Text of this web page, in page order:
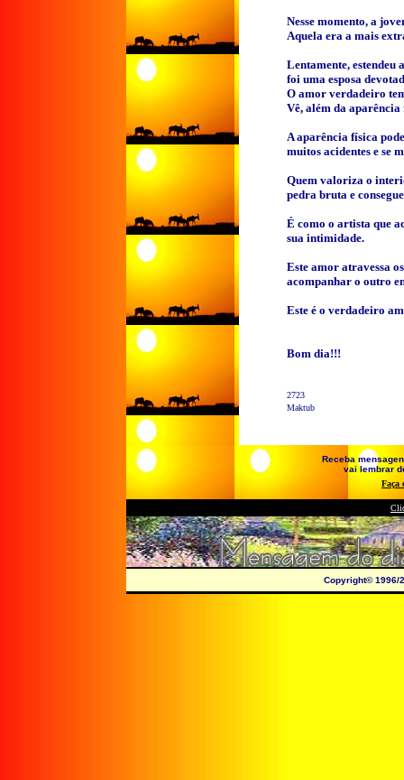
Nesse momento, a
Aquela era a mais
Lentamente, estendeu
foi uma esposa
O amor verdadeiro
Vê, além da aparência
A aparência física
muitos acidentes e se
Quem valoriza o
pedra bruta e
É como o artista que
sua intimidade.
Este amor atravessa
acompanhar o outro
Este é o verdadeiro
Bom dia!!!
2723
Maktub
Receba
vai lembrar
Faça
Copyright©